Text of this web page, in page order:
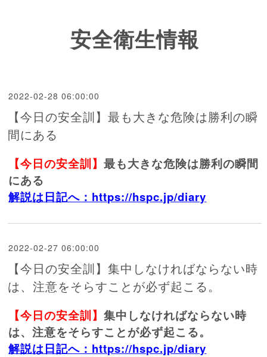
安全衛生情報
2022-02-28 06:00:00
【今日の安全訓】最も大きな危険は勝利の瞬
間にある
【今日の安全訓】最も大きな危険は勝利の瞬間
にある
解説は日記へ：https://hspc.jp/diary
2022-02-27 06:00:00
【今日の安全訓】集中しなければならない時
は、注意をそらすことが必ず起こる。
【今日の安全訓】集中しなければならない時
は、注意をそらすことが必ず起こる。
解説は日記へ：https://hspc.jp/diary